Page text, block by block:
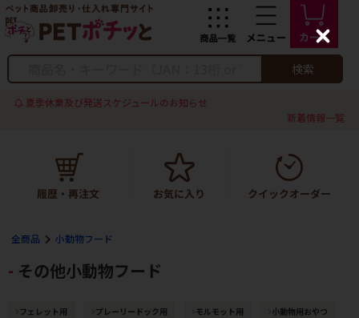
検索
夏季休業及び発送スケジュールのお知らせ
新着情報一覧
全商品 小動物フード
その他小動物フード
フェレット用 プレーリードック用 モルモット用 小動物用おやつ
C
l
s